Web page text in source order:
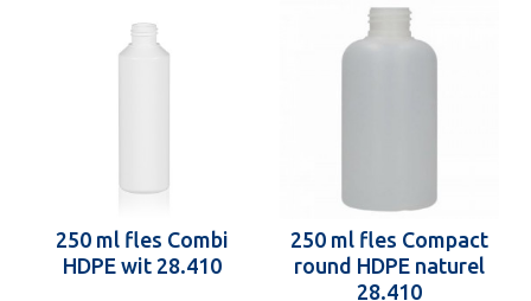
250 ml fles Combi
HDPE wit 28.410
250 ml fles Compact
round HDPE naturel
28.410